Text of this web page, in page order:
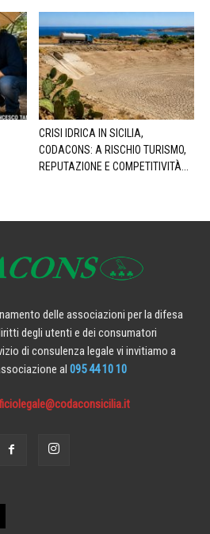
CRISI IDRICA IN SICILIA,
CODACONS: A RISCHIO TURISMO,
REPUTAZIONE E COMPETITIVITÀ...
delle associazioni per la difesa
degli utenti e dei consumatori
di consulenza legale vi invitiamo a
al 095 44 10 10